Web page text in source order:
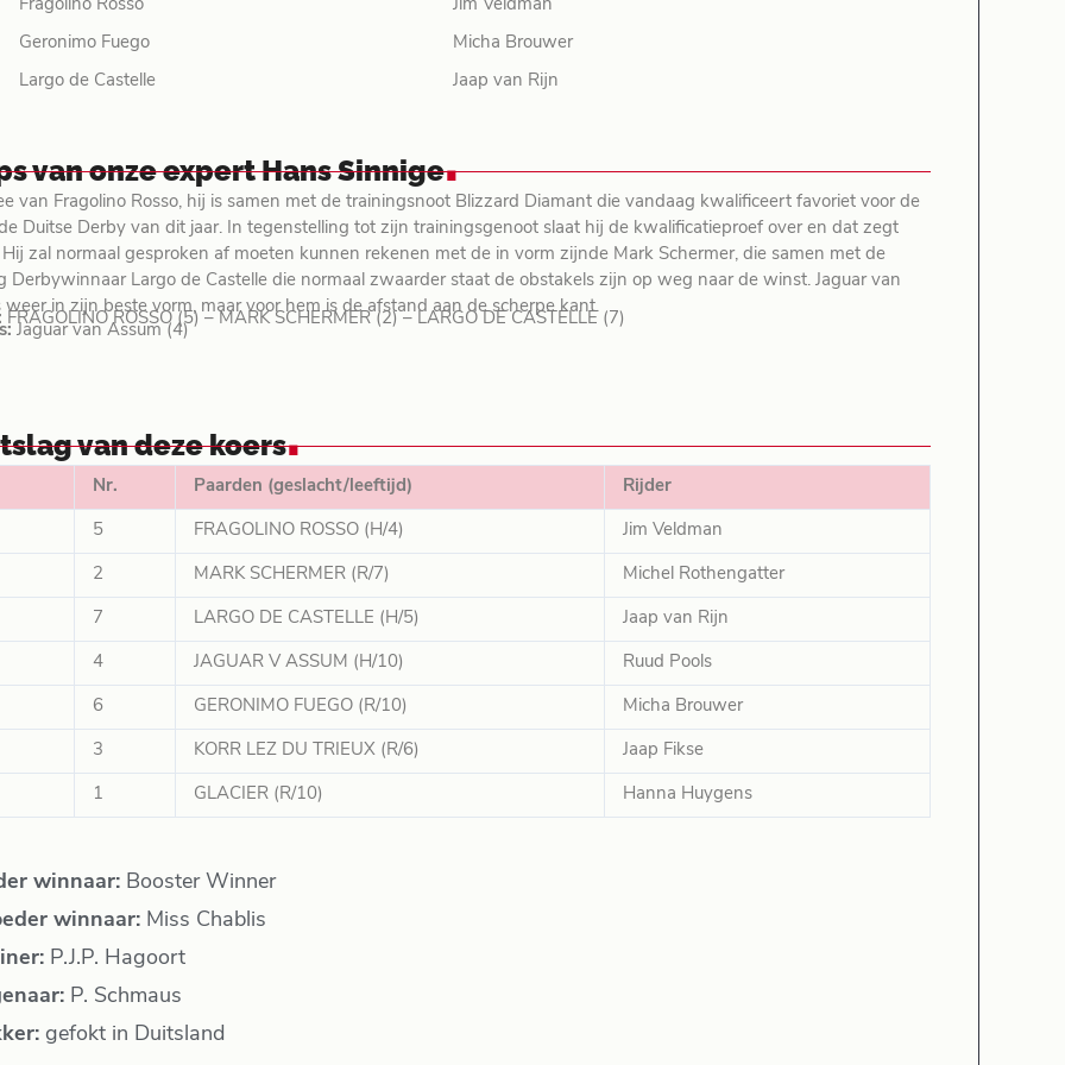
Fragolino Rosso Jim Veldman
Geronimo Fuego Micha Brouwer
Largo de Castelle Jaap van Rijn
van onze expert Hans Sinnige.
van Fragolino Rosso, hij is samen met de trainingsnoot Blizzard Diamant die vandaag kwalificeert favoriet voor de
Duitse Derby van dit jaar. In tegenstelling tot zijn trainingsgenoot slaat hij de kwalificatieproef over en dat zegt
zal normaal gesproken af moeten kunnen rekenen met de in vorm zijnde Mark Schermer, die samen met de
Derbywinnaar Largo de Castelle die normaal zwaarder staat de obstakels zijn op weg naar de winst. Jaguar van
weer in zijn beste vorm, maar voor hem is de afstand aan de scherpe kant.
FRAGOLINO ROSSO (5) – MARK SCHERMER (2) – LARGO DE CASTELLE (7)
Jaguar van Assum (4)
van deze koers.
Nr. Paarden (geslacht/leeftijd) Rijder
5 FRAGOLINO ROSSO (H/4) Jim Veldman
2 MARK SCHERMER (R/7) Michel Rothengatter
7 LARGO DE CASTELLE (H/5) Jaap van Rijn
4 JAGUAR V ASSUM (H/10) Ruud Pools
6 GERONIMO FUEGO (R/10) Micha Brouwer
3 KORR LEZ DU TRIEUX (R/6) Jaap Fikse
1 GLACIER (R/10) Hanna Huygens
winnaar:Booster Winner
winnaar:Miss Chablis
P.J.P. Hagoort
P. Schmaus
gefokt in Duitsland